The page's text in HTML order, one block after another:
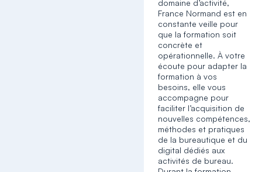
domaine d’activité,
France Normand est en
constante veille pour
que la formation soit
concrète et
opérationnelle. À votre
écoute pour adapter la
formation à vos
besoins, elle vous
accompagne pour
faciliter l’acquisition de
nouvelles compétences,
méthodes et pratiques
de la bureautique et du
digital dédiés aux
activités de bureau.